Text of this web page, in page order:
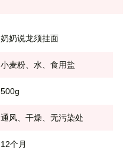
奶奶说龙须挂面
小麦粉、水、食用盐
500g
通风、干燥、无污染处
12个月